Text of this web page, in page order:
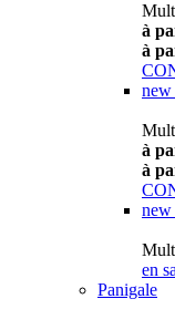
à
à
new
à
à
new
en
Panigale